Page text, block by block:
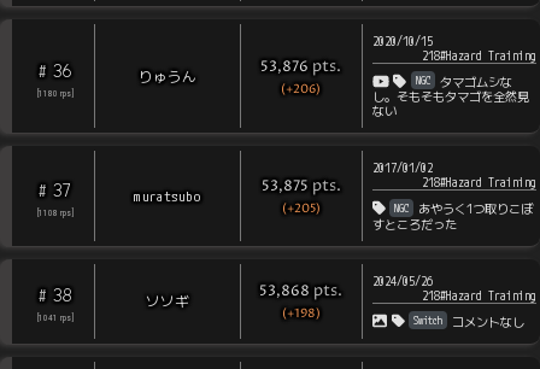
# 36
1180 rps
りゅうん 53,876 pts.
(+206)
2020/10/15
218#Hazard Training
NGC
タマゴムシな
し。そもそもタマゴを全然見
ない
# 37
1108 rps
muratsubo 53,875 pts.
(+205)
2017/01/02
218#Hazard Training
NGC
あやうく1つ取りこぼ
すところだった
# 38
1041 rps
ソソギ 53,868 pts.
(+198)
2024/05/26
218#Hazard Training
Switch コメントなし